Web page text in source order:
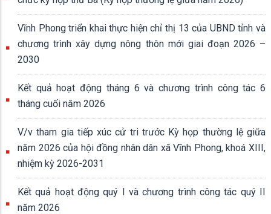
Vĩnh Phong triển khai thực hiện chỉ thị 13 của UBND tỉnh và
chương trình xây dựng nông thôn mới giai đoạn 2026 –
2030
Kết quả hoạt động tháng 6 và chương trình công tác 6
tháng cuối năm 2026
V/v tham gia tiếp xúc cử tri trước Kỳ họp thường lệ giữa
năm 2026 của hội đồng nhân dân xã Vĩnh Phong, khoá XIII,
nhiệm kỳ 2026-2031
Kết quả hoạt động quý I và chương trình công tác quý II
năm 2026